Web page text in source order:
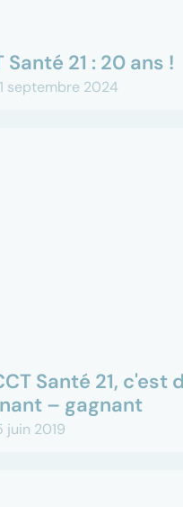
Santé 21 : 20 ans !
SANTE 21 fête ses 20 ans.
septembre 2024
Santé 21, c'est
– gagnant
le rôle de la commission
juin 2019